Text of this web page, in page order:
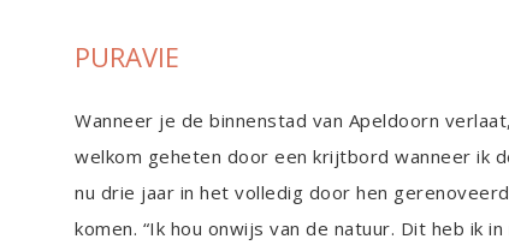
PURAVIE
Wanneer je de binnenstad van Apeldoorn
welkom geheten door een krijtbord wanneer ik
nu drie jaar in het volledig door hen
komen. “Ik hou onwijs van de natuur. Dit heb ik